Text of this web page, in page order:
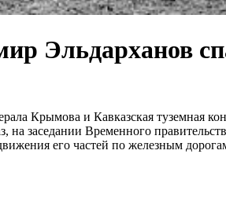
Эльдарханов
Крымова и Кавказская туземная
заседании Временного
его частей по железным